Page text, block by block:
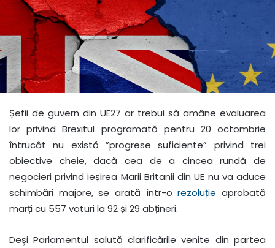
Șefii de guvern din UE27 ar trebui să amâne evaluarea
lor privind Brexitul programată pentru 20 octombrie
întrucât nu există ”progrese suficiente” privind trei
obiective cheie, dacă cea de a cincea rundă de
negocieri privind ieșirea Marii Britanii din UE nu va aduce
schimbări majore, se arată într-orezoluție aprobată
marți cu 557 voturi la 92 și 29 abțineri.
Deși Parlamentul salută clarificările venite din partea